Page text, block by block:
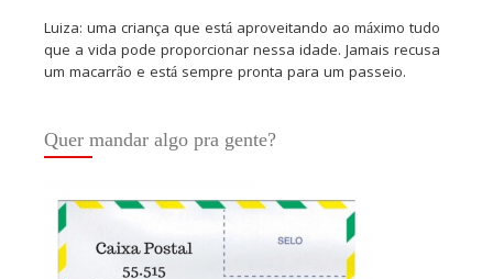
Luiza: uma criança que está aproveitando ao máximo tudo
que a vida pode proporcionar nessa idade. Jamais recusa
um macarrão e está sempre pronta para um passeio.
Quer mandar algo pra gente?